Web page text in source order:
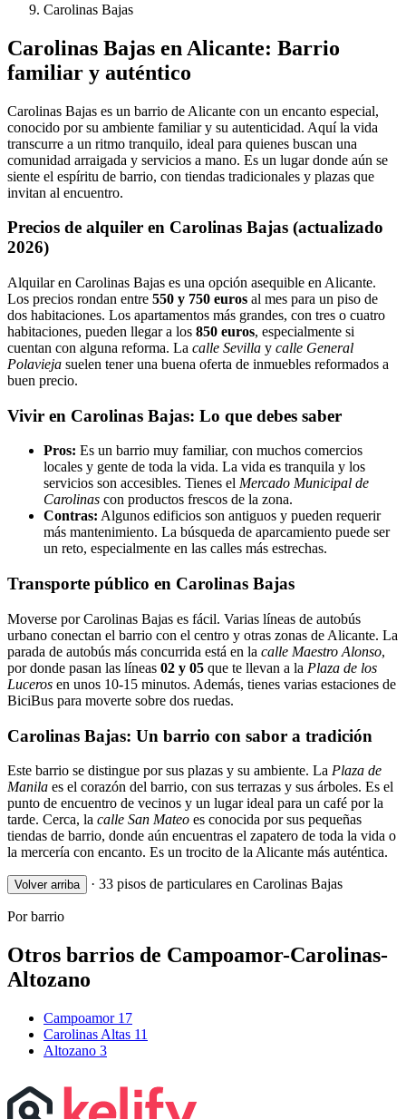
Carolinas Bajas
Carolinas Bajas en Alicante: Barrio
familiar y auténtico
Carolinas Bajas es un barrio de Alicante con un encanto especial,
conocido por su ambiente familiar y su autenticidad. Aquí la vida
transcurre a un ritmo tranquilo, ideal para quienes buscan una
comunidad arraigada y servicios a mano. Es un lugar donde aún se
siente el espíritu de barrio, con tiendas tradicionales y plazas que
invitan al encuentro.
Precios de alquiler en Carolinas Bajas (actualizado
2026)
Alquilar en Carolinas Bajas es una opción asequible en Alicante.
Los precios rondan entre 550 y 750 euros al mes para un piso de
dos habitaciones. Los apartamentos más grandes, con tres o cuatro
habitaciones, pueden llegar a los 850 euros, especialmente si
cuentan con alguna reforma. La calle Sevilla y calle General
Polavieja suelen tener una buena oferta de inmuebles reformados a
buen precio.
Vivir en Carolinas Bajas: Lo que debes saber
Pros: Es un barrio muy familiar, con muchos comercios
locales y gente de toda la vida. La vida es tranquila y los
servicios son accesibles. Tienes el Mercado Municipal de
Carolinas con productos frescos de la zona.
Contras: Algunos edificios son antiguos y pueden requerir
más mantenimiento. La búsqueda de aparcamiento puede ser
un reto, especialmente en las calles más estrechas.
Transporte público en Carolinas Bajas
Moverse por Carolinas Bajas es fácil. Varias líneas de autobús
urbano conectan el barrio con el centro y otras zonas de Alicante. La
parada de autobús más concurrida está en la calle Maestro Alonso,
por donde pasan las líneas 02 y 05 que te llevan a la Plaza de los
Luceros en unos 10-15 minutos. Además, tienes varias estaciones de
BiciBus para moverte sobre dos ruedas.
Carolinas Bajas: Un barrio con sabor a tradición
Este barrio se distingue por sus plazas y su ambiente. La Plaza de
Manila es el corazón del barrio, con sus terrazas y sus árboles. Es el
punto de encuentro de vecinos y un lugar ideal para un café por la
tarde. Cerca, la calle San Mateo es conocida por sus pequeñas
tiendas de barrio, donde aún encuentras el zapatero de toda la vida o
la mercería con encanto. Es un trocito de la Alicante más auténtica.
Volver arriba · 33 pisos de particulares en Carolinas Bajas
Por barrio
Otros barrios de Campoamor-Carolinas-
Altozano
Campoamor 17
Carolinas Altas 11
Altozano 3